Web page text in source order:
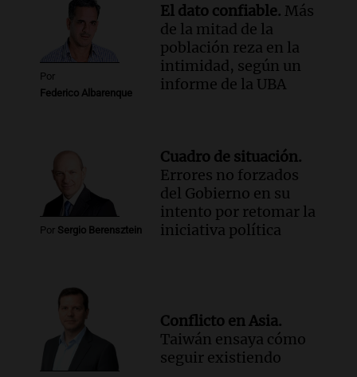
Por
Federico Albarenque
El dato confiable. Más
de la mitad de la
población reza en la
intimidad, según un
informe de la UBA
Por Sergio Berensztein
Cuadro de situación.
Errores no forzados
del Gobierno en su
intento por retomar la
iniciativa política
Conflicto en Asia.
Taiwán ensaya cómo
seguir existiendo